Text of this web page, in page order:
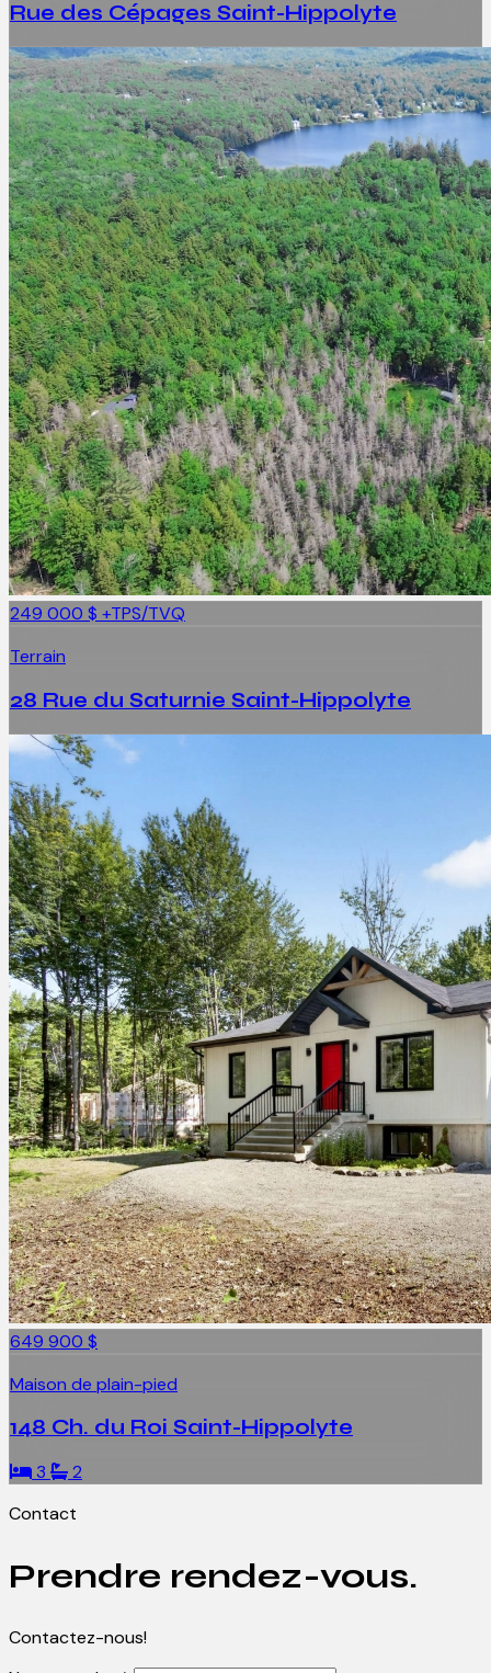
Rue des Cépages Saint-Hippolyte
249 000 $ +TPS/TVQ
Terrain
28 Rue du Saturnie Saint-Hippolyte
649 900 $
Maison de plain-pied
148 Ch. du Roi Saint-Hippolyte
3
2
Contact
Prendre rendez-vous.
Contactez-nous!